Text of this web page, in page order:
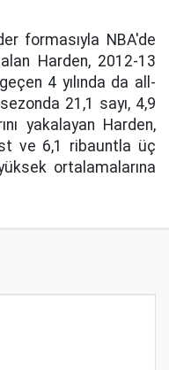
formasıyla NBA'de
alan Harden, 2012-13
4 yılında da all-
21,1 sayı, 4,9
yakalayan Harden,
ve 6,1 ribauntla üç
ortalamalarına